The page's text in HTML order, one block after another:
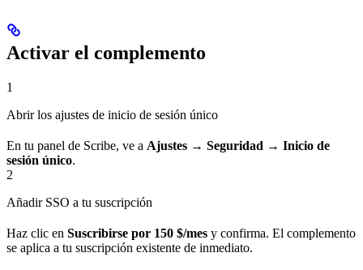
Activar el complemento
1
Abrir los ajustes de inicio de sesión único
En tu panel de Scribe, ve a Ajustes → Seguridad → Inicio de
sesión único.
2
Añadir SSO a tu suscripción
Haz clic en Suscribirse por 150 $/mes y confirma. El complemento
se aplica a tu suscripción existente de inmediato.